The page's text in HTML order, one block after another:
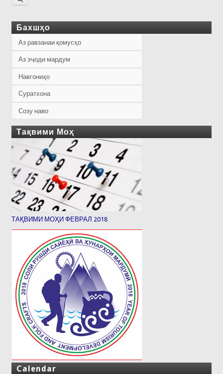
Бахшҳо
Аз равзанаи қомусҳо
Аз эҷоди мардум
Навгониҳо
Суратхона
Созу наво
Тақвими Моҳ
ТАҚВИМИ МОҲИ ФЕВРАЛ 2018
Calendar